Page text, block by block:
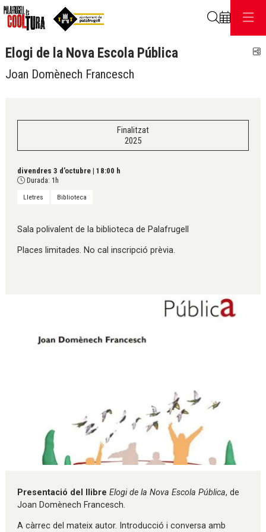
Elogi de la Nova Escola Pública
Joan Domènech Francesch
Finalitzat
2025
divendres 3 d’octubre | 18:00 h
Durada: 1h
Lletres Biblioteca
Sala polivalent de la biblioteca de Palafrugell
Places limitades. No cal inscripció prèvia.
Presentació del llibre Elogi de la Nova Escola Pública, de
Joan Domènech Francesch.
A càrrec del mateix autor. Introducció i conversa amb